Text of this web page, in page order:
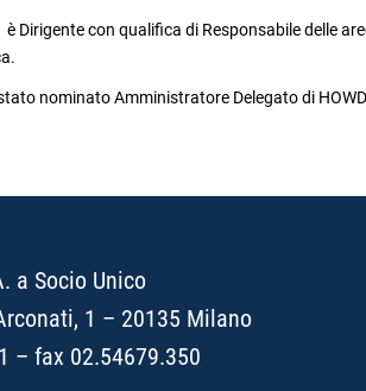
è Dirigente con qualifica di Responsabile delle
nominato Amministratore Delegato di
a Socio Unico
1 – 20135 Milano
– fax 02.54679.350